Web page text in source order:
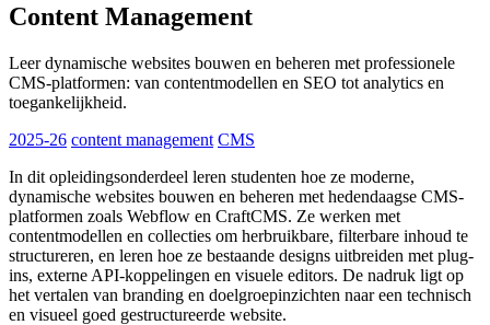
Content Management
Leer dynamische websites bouwen en beheren met professionele
CMS-platformen: van contentmodellen en SEO tot analytics en
toegankelijkheid.
2025-26 content management CMS
In dit opleidingsonderdeel leren studenten hoe ze moderne,
dynamische websites bouwen en beheren met hedendaagse CMS-
platformen zoals Webflow en CraftCMS. Ze werken met
contentmodellen en collecties om herbruikbare, filterbare inhoud te
structureren, en leren hoe ze bestaande designs uitbreiden met plug-
ins, externe API-koppelingen en visuele editors. De nadruk ligt op
het vertalen van branding en doelgroepinzichten naar een technisch
en visueel goed gestructureerde website.